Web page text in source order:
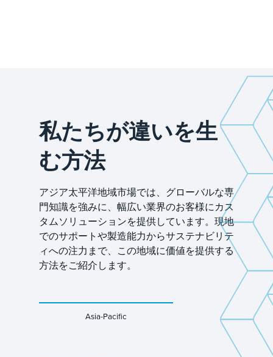
私たちが違いを生
む方法
アジア太平洋地域市場では、グローバルな専
門知識を強みに、幅広い業界のお客様にカス
タムソリューションを提供しています。現地
でのサポートや製造能力からサステナビリテ
ィへの注力まで、この地域に価値を提供する
方法をご紹介します。
Asia-Pacific